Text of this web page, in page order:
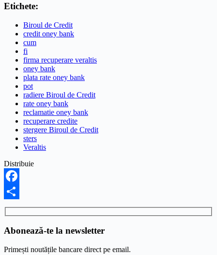
Etichete:
Biroul de Credit
credit oney bank
cum
fi
firma recuperare veraltis
oney bank
plata rate oney bank
pot
radiere Biroul de Credit
rate oney bank
reclamatie oney bank
recuperare credite
stergere Biroul de Credit
sters
Veraltis
Distribuie
Facebook
Share
Abonează-te la newsletter
Primești noutățile bancare direct pe email.